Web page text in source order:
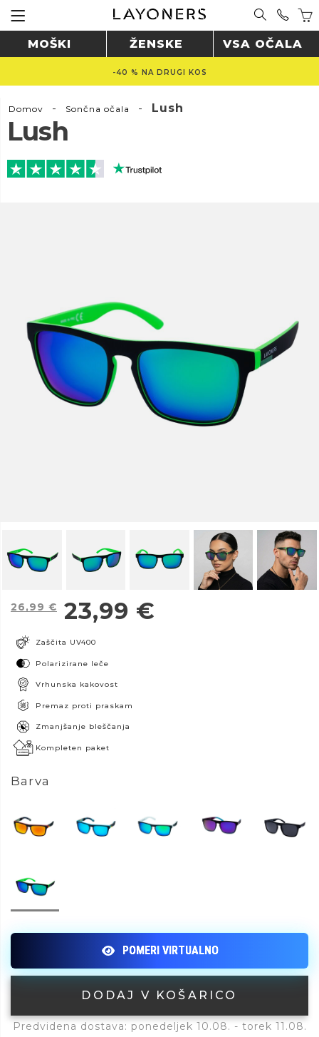
MOŠKI ŽENSKE VSA OČALA
-40 % NA DRUGI KOS
Domov - Sončna očala - Lush
Lush
26,99 € 23,99 €
Zaščita UV400
Polarizirane leče
Vrhunska kakovost
Premaz proti praskam
Zmanjšanje bleščanja
Kompleten paket
Barva
DODAJ V KOŠARICO
Predvidena dostava: ponedeljek 10.08. - torek 11.08.